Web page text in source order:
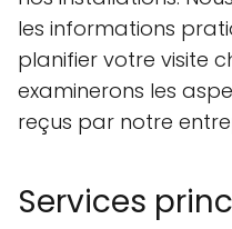
les informations
planifier votre visite
examinerons les
reçus par notre
Services